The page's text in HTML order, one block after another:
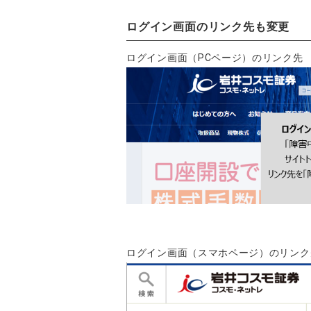
ログイン画面のリンク先も変更
ログイン画面（PCページ）のリンク先
ログイン画面（スマホページ）のリン